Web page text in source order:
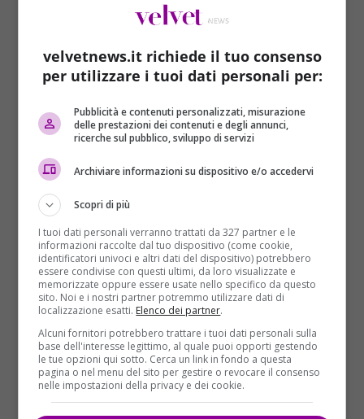
dove si trova un distributore di bevande,
Giornale Luca Romano. A
Todayil sottosegretario denuncia: “Al di là delle
scritte contro Matteo Salvini, quella potrebbe essere
opera di uno squilibrato, a quel punto mi preoccupo
dei cittadini che passano da lì ogni giorno. Che tipi di
controlli ci sono all’interno? Hanno tutti fatto finta di
E a commentare quanto accaduto è stato lo stesso
Matteo Salvini che su Twitter ha affermato:
Qualche vigliacco
insulta me, la Lega, e i milioni di cittadini che ci hanno
dato fiducia e ci chiedono ogni giorno di portare un
po’ di buonsenso al governo. I delinquenti nazisti
siete voi, che pena.Non ci fate paura– conclude –
noi andiamo avanti!”.
velvetnews.it richiede il tuo consenso
per utilizzare i tuoi dati personali per:
Pubblicità e contenuti personalizzati, misurazione
delle prestazioni dei contenuti e degli annunci,
ricerche sul pubblico, sviluppo di servizi
Archiviare informazioni su dispositivo e/o accedervi
Scopri di più
I tuoi dati personali verranno trattati da 327 partner e le
informazioni raccolte dal tuo dispositivo (come cookie,
identificatori univoci e altri dati del dispositivo) potrebbero
essere condivise con questi ultimi, da loro visualizzate e
memorizzate oppure essere usate nello specifico da questo
sito. Noi e i nostri partner potremmo utilizzare dati di
localizzazione esatti. Elenco dei partner.
Alcuni fornitori potrebbero trattare i tuoi dati personali sulla
base dell'interesse legittimo, al quale puoi opporti gestendo
le tue opzioni qui sotto. Cerca un link in fondo a questa
pagina o nel menu del sito per gestire o revocare il consenso
nelle impostazioni della privacy e dei cookie.